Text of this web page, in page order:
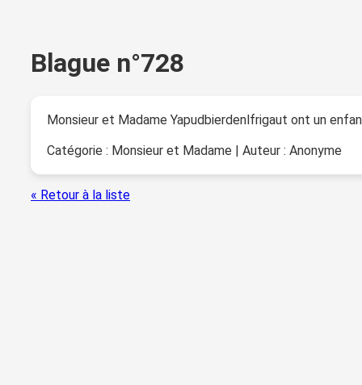
Blague n°728
Monsieur et Madame Yapudbierdenlfrigaut ont un
Catégorie : Monsieur et Madame | Auteur : Anonyme
« Retour à la liste